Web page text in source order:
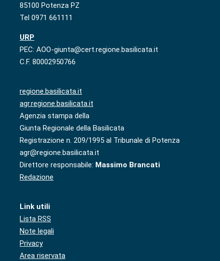
85100 Potenza PZ
Tel 0971 661111
URP
PEC: AOO-giunta@cert.regione.basilicata.it
C.F. 80002950766
regione.basilicata.it
agr.regione.basilicata.it
Agenzia stampa della
Giunta Regionale della Basilicata
Registrazione n. 209/1995 al Tribunale di Potenza
agr@regione.basilicata.it
Direttore responsabile: Massimo Brancati
Redazione
Link utili
Lista RSS
Note legali
Privacy
Area riservata